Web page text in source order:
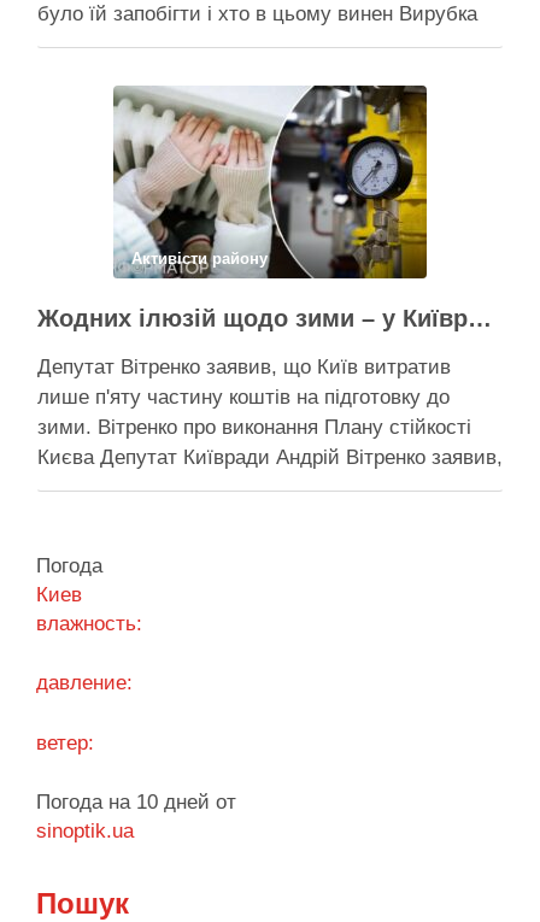
було їй запобігти і хто в цьому винен Вирубка
дерев триває, почали й прокладати теплотрасу
суботу, 8 серпня 2026 року, на Теремках у Києві
почалася вже …
Поділитися у соцмережах:
Активісти району
Жодних ілюзій щодо зими – у Київраді закидають, що КМДА виконала План стійкості на 20%
Депутат Вітренко заявив, що Київ витратив
лише п'яту частину коштів на підготовку до
зими. Вітренко про виконання Плану стійкості
Києва Депутат Київради Андрій Вітренко заявив,
що станом на 5 серпня столична влада
старту опалювального сезону …
Погода
Киев
влажность:
давление:
ветер:
Погода на 10 дней от
sinoptik.ua
Пошук